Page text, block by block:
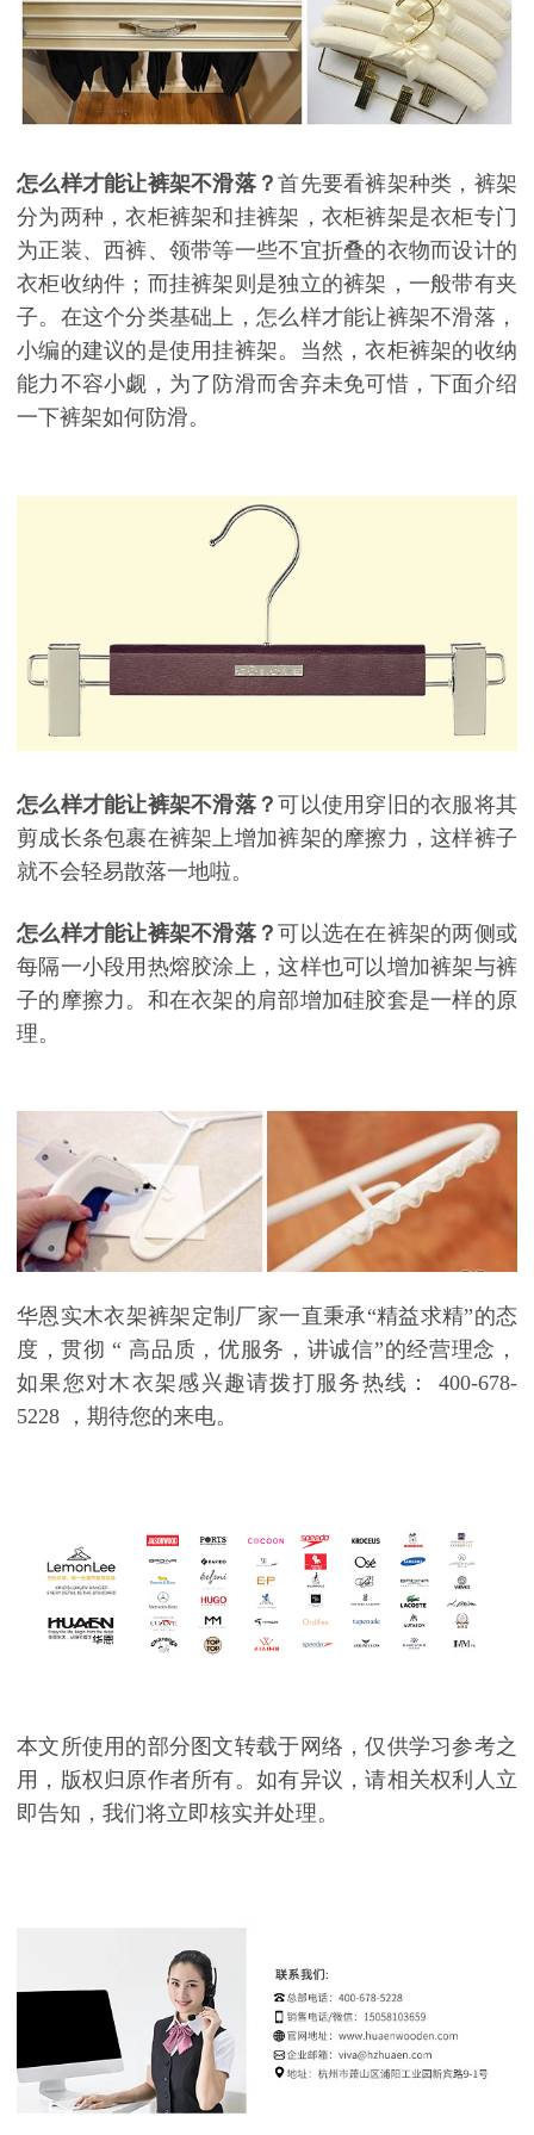
怎么样才能让裤架不滑落？首先要看裤架种类，裤架
分为两种，衣柜裤架和挂裤架，衣柜裤架是衣柜专门
为正装、西裤、领带等一些不宜折叠的衣物而设计的
衣柜收纳件；而挂裤架则是独立的裤架，一般带有夹
子。在这个分类基础上，怎么样才能让裤架不滑落，
小编的建议的是使用挂裤架。当然，衣柜裤架的收纳
能力不容小觑，为了防滑而舍弃未免可惜，下面介绍
一下裤架如何防滑。
怎么样才能让裤架不滑落？可以使用穿旧的衣服将其
剪成长条包裹在裤架上增加裤架的摩擦力，这样裤子
就不会轻易散落一地啦。
怎么样才能让裤架不滑落？可以选在在裤架的两侧或
每隔一小段用热熔胶涂上，这样也可以增加裤架与裤
子的摩擦力。和在衣架的肩部增加硅胶套是一样的原
理。
华恩实木衣架裤架定制厂家一直秉承“精益求精”的态
度，贯彻 “ 高品质，优服务，讲诚信”的经营理念，
如果您对木衣架感兴趣请拨打服务热线：
400-678-
5228
，期待您的来电。
本文所使用的部分图文转载于网络，仅供学习参考之
用，版权归原作者所有。如有异议，请相关权利人立
即告知，我们将立即核实并处理。